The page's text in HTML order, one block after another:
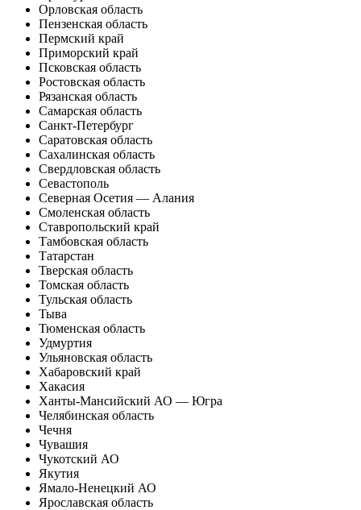
Орловская область
Пензенская область
Пермский край
Приморский край
Псковская область
Ростовская область
Рязанская область
Самарская область
Санкт-Петербург
Саратовская область
Сахалинская область
Свердловская область
Севастополь
Северная Осетия — Алания
Смоленская область
Ставропольский край
Тамбовская область
Татарстан
Тверская область
Томская область
Тульская область
Тыва
Тюменская область
Удмуртия
Ульяновская область
Хабаровский край
Хакасия
Ханты-Мансийский АО — Югра
Челябинская область
Чечня
Чувашия
Чукотский АО
Якутия
Ямало-Ненецкий АО
Ярославская область